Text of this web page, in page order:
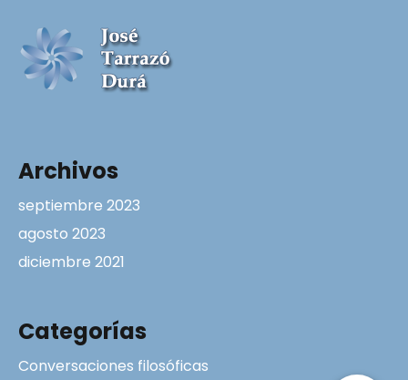
Archivos
septiembre 2023
agosto 2023
diciembre 2021
Categorías
Conversaciones filosóficas